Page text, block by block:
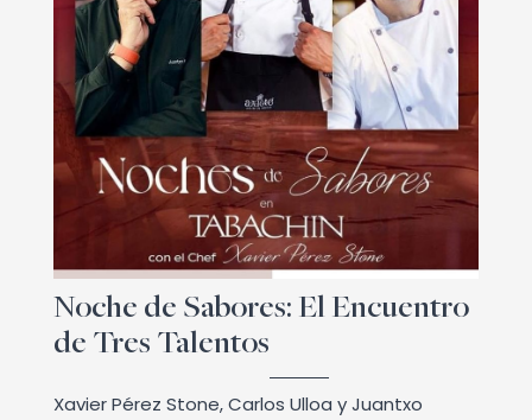
Noche de Sabores: El Encuentro
de Tres Talentos
Xavier Pérez Stone, Carlos Ulloa y Juantxo